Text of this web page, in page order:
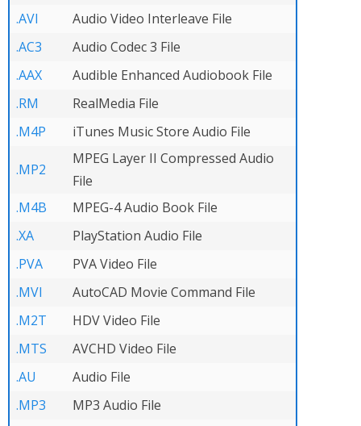
.AVI
Audio Video Interleave File
.AC3
Audio Codec 3 File
.AAX
Audible Enhanced Audiobook File
.RM
RealMedia File
.M4P
iTunes Music Store Audio File
.MP2
MPEG Layer II Compressed Audio
File
.M4B
MPEG-4 Audio Book File
.XA
PlayStation Audio File
.PVA
PVA Video File
.MVI
AutoCAD Movie Command File
.M2T
HDV Video File
.MTS
AVCHD Video File
.AU
Audio File
.MP3
MP3 Audio File